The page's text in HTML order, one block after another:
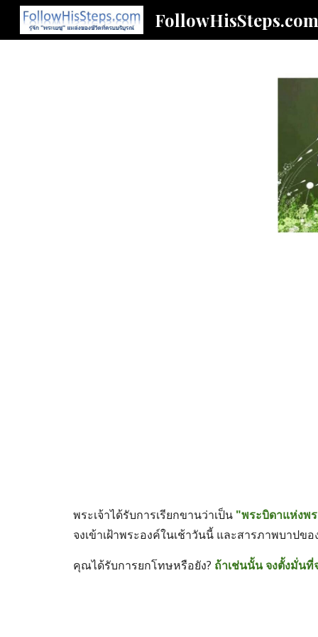
FollowHisSteps.com
พระเจ้าได้รับการเรียกขานว่าเป็น "พระบิดาแห่งพ
จงเข้าเฝ้าพระองค์ในเช้าวันนี้ และสารภาพบา
คุณได้รับการยกโทษหรือยัง? ถ้าเช่นนั้น จงตั้งมั่นที่